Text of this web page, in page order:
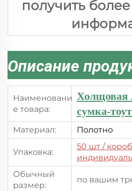
получить
Описание
Наименовани
е товара:
Холщовая
сумка-тоут
Материал: Полотно
Упаковка:
50 шт /
Обычный
размер:
по вашим